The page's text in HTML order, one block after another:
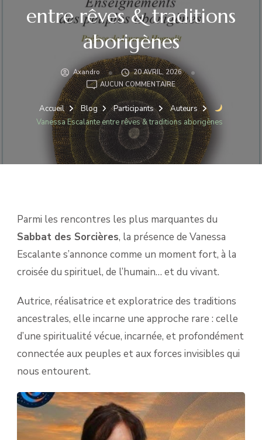
entre rêves & traditions
aborigènes
Axandro
20 AVRIL, 2026
AUCUN COMMENTAIRE
VANESSA
ESCALANTE
ENTRE
RÊVES
&
TRADITIONS
ABORIGÈNES
Accueil Blog Participants
Auteurs
Vanessa Escalante entre rêves & traditions aborigènes
Parmi les rencontres les plus marquantes du
Sabbat des Sorcières, la présence de Vanessa
Escalante s’annonce comme un moment fort, à la
croisée du spirituel, de l’humain… et du vivant.
Autrice, réalisatrice et exploratrice des traditions
ancestrales, elle incarne une approche rare : celle
d’une spiritualité vécue, incarnée, et profondément
connectée aux peuples et aux forces invisibles qui
nous entourent.